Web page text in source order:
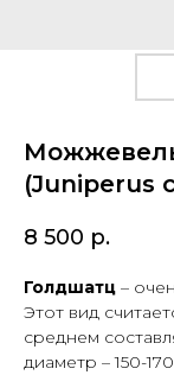
(Juniperus
8 500 р.
Голдшатц –
Этот вид
среднем
диаметр – 150-